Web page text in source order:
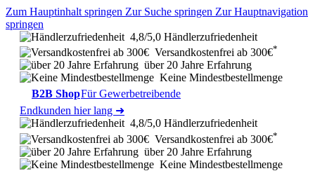
Zum Hauptinhalt springen Zur Suche springen Zur Hauptnavigation
springen
4,8/5,0 Händlerzufriedenheit
Versandkostenfrei ab 300€*
über 20 Jahre Erfahrung
Keine Mindestbestellmenge
B2B ShopFür Gewerbetreibende
Endkunden hier lang ➜
4,8/5,0 Händlerzufriedenheit
Versandkostenfrei ab 300€*
über 20 Jahre Erfahrung
Keine Mindestbestellmenge